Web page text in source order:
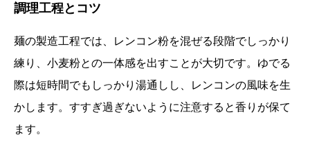
調理工程とコツ
麺の製造工程では、レンコン粉を混ぜる段階でしっかり
練り、小麦粉との一体感を出すことが大切です。ゆでる
際は短時間でもしっかり湯通しし、レンコンの風味を生
かします。すすぎ過ぎないように注意すると香りが保て
ます。